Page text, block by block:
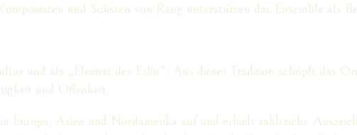
und Solisten von Rang unterstützen das Ensemble als
und als „Heimat des Erhu“. Aus dieser Tradition schöpft das
und Offenheit.
Europa, Asien und Nordamerika auf und erhielt zahlreiche